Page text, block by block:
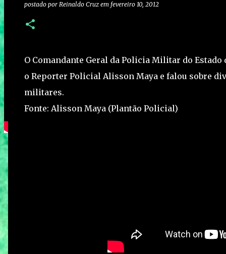
postado por Reinaldo Cruz em fevereiro 10, 2012
O Comandante Geral da Policia Militar do Estado
o Reporter Policial Alisson Maya e falou sobre
militares.
Fonte: Alisson Maya (Plantão Policial)